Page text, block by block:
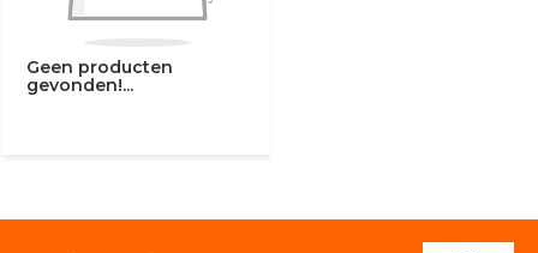
Geen producten
gevonden!...